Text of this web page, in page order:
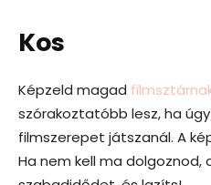
Kos
Képzeld magad
szórakoztatóbb lesz, ha
filmszerepet játszanál. A
Ha nem kell ma dolgoznod,